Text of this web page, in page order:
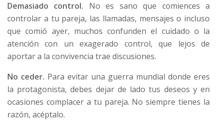
Demasiado control. No es sano que comiences a
controlar a tu pareja, las llamadas, mensajes o incluso
que comió ayer, muchos confunden el cuidado o la
atención con un exagerado control, que lejos de
aportar a la convivencia trae discusiones.
No ceder. Para evitar una guerra mundial donde eres
la protagonista, debes dejar de lado tus deseos y en
ocasiones complacer a tu pareja. No siempre tienes la
razón, acéptalo.